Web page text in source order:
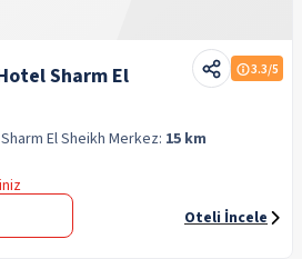
Sharm El
3.3/5
Sharm El Sheikh Merkez: 15 km
Oteli İncele